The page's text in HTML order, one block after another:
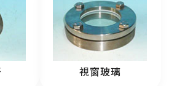
視窗玻璃